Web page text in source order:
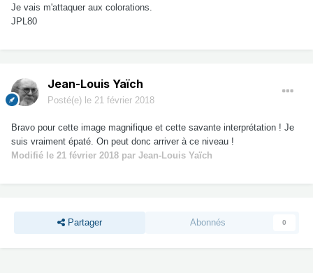
Je vais m'attaquer aux colorations.
JPL80
Jean-Louis Yaïch
Posté(e) le 21 février 2018
Bravo pour cette image magnifique et cette savante interprétation ! Je
suis vraiment épaté. On peut donc arriver à ce niveau !
Modifié le 21 février 2018 par Jean-Louis Yaïch
Partager Abonnés 0